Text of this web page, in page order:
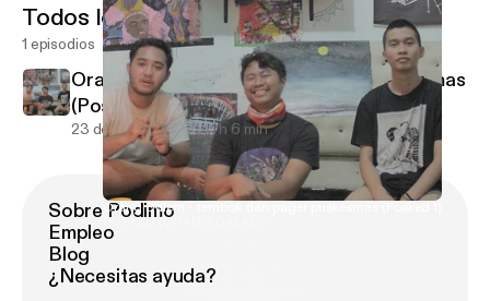
Orang Dalem - tembok dan pager puskesmas (Posked 1)
POSKED (ORANG DALAM)
Todos los episodios
1 episodios
Orang Dalem - tembok dan pager puskesmas
(Posked 1)
23 de mar de 2020 1 h 6 min
Sobre Podimo
Empleo
Blog
¿Necesitas ayuda?